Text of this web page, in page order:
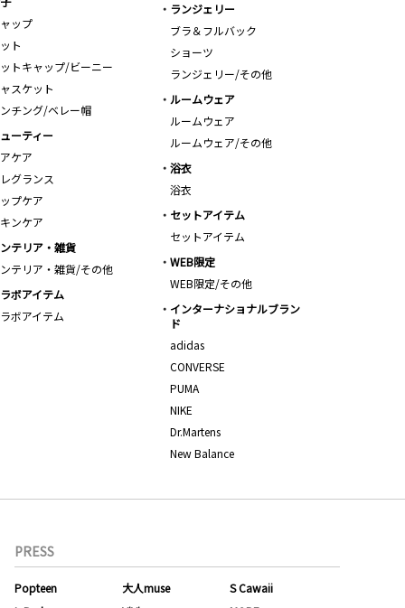
ップ
ト
トキャップ/ビーニー
スケット
チング/ベレー帽
ランジェリー
ブラ＆フルバック
ショーツ
ランジェリー/その他
ルームウェア
ルームウェア
ルームウェア/その他
ーティー
ケア
グランス
プケア
ンケア
浴衣
浴衣
セットアイテム
セットアイテム
テリア・雑貨
テリア・雑貨/その他
WEB限定
WEB限定/その他
ボアイテム
ボアイテム
インターナショナルブラン
ド
adidas
CONVERSE
PUMA
NIKE
Dr.Martens
New Balance
PRESS
Popteen 大人muse
S Cawaii